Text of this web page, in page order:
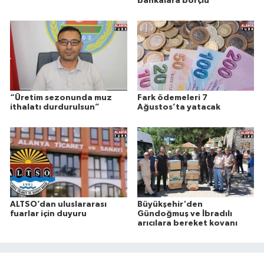
“Üretim sezonunda muz
ithalatı durdurulsun”
Fark ödemeleri 7
Ağustos’ta yatacak
ALTSO’dan uluslararası
fuarlar için duyuru
Büyükşehir'den
Gündoğmuş ve İbradılı
arıcılara bereket kovanı